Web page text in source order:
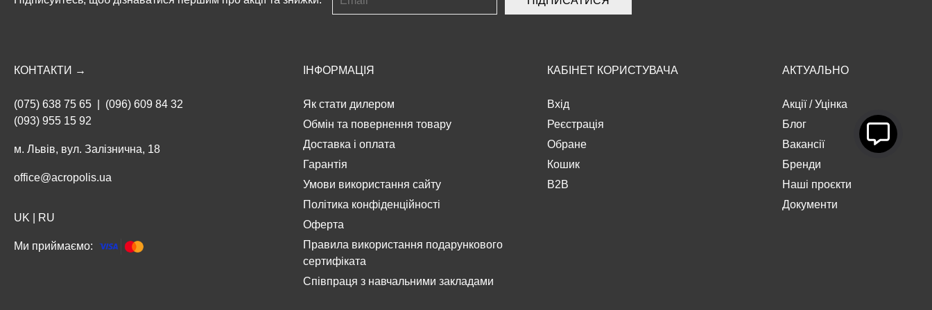
КОНТАКТИ →
(075) 638 75 65
(096) 609 84 32
(093) 955 15 92
м. Львів, вул. Залізнична, 18
office@acropolis.ua
UK RU
Ми приймаємо:
ІНФОРМАЦІЯ
Як стати дилером
Обмін та повернення товару
Доставка і оплата
Гарантія
Умови використання сайту
Політика конфіденційності
Оферта
Правила використання подарункового
сертифіката
Співпраця з навчальними закладами
КАБІНЕТ КОРИСТУВАЧА
Вхід
Реєстрація
Обране
Кошик
B2B
АКТУАЛЬНО
Акції/Уцінка
Блог
Вакансії
Бренди
Наші проєкти
Документи